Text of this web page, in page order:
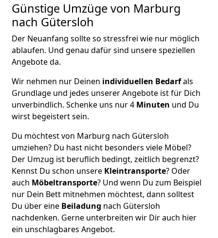
Günstige Umzüge von Marburg
nach Gütersloh
Der Neuanfang sollte so stressfrei wie nur möglich
ablaufen. Und genau dafür sind unsere speziellen
Angebote da.
Wir nehmen nur Deinen individuellen Bedarfals
Grundlage und jedes unserer Angebote ist für Dich
unverbindlich. Schenke uns nur 4 Minuten und Du
wirst begeistert sein.
Du möchtest von Marburg nach Gütersloh
umziehen? Du hast nicht besonders viele Möbel?
Der Umzug ist beruflich bedingt, zeitlich begrenzt?
Kennst Du schon unsere Kleintransporte? Oder
auch Möbeltransporte? Und wenn Du zum Beispiel
nur Dein Bett mitnehmen möchtest, dann solltest
Du über eine Beiladung nach Gütersloh
nachdenken. Gerne unterbreiten wir Dir auch hier
ein unschlagbares Angebot.